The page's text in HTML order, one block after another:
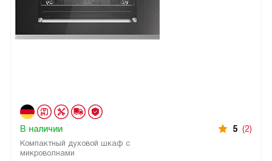
Компактный духовой шкаф с
микроволнами
В наличии 5 (2)